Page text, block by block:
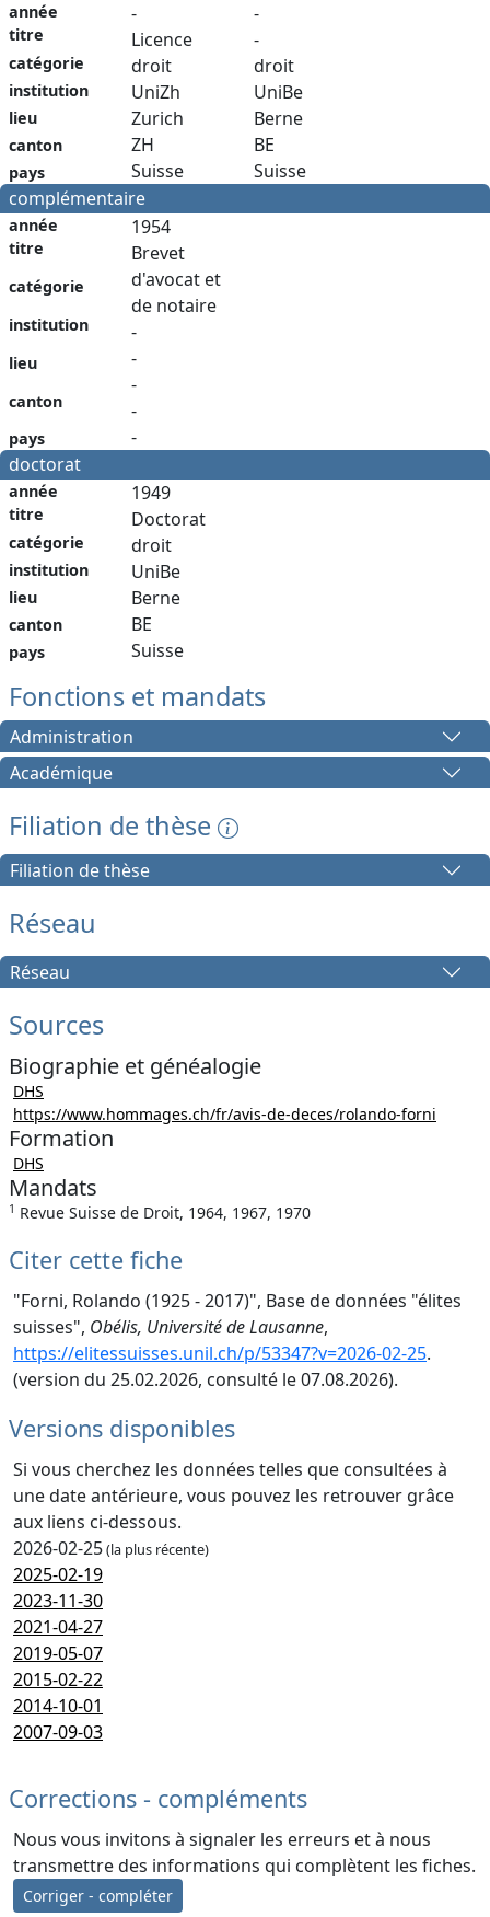
année
titre
catégorie
institution
lieu
canton
pays
-
Licence
droit
UniZh
Zurich
ZH
Suisse
-
-
droit
UniBe
Berne
BE
Suisse
complémentaire
année
titre
catégorie
institution
lieu
canton
pays
1954
Brevet
d'avocat et
de notaire
-
-
-
-
-
doctorat
année
titre
catégorie
institution
lieu
canton
pays
1949
Doctorat
droit
UniBe
Berne
BE
Suisse
Fonctions et mandats
Administration
Académique
Filiation de thèse
Filiation de thèse
Réseau
Réseau
Sources
Biographie et généalogie
DHS
https://www.hommages.ch/fr/avis-de-deces/rolando-forni
Formation
DHS
Mandats
1 Revue Suisse de Droit, 1964, 1967, 1970
Citer cette fiche
"Forni, Rolando (1925 - 2017)", Base de données "élites
suisses", Obélis, Université de Lausanne,
https://elitessuisses.unil.ch/p/53347?v=2026-02-25.
(version du 25.02.2026, consulté le 07.08.2026).
Versions disponibles
Si vous cherchez les données telles que consultées à
une date antérieure, vous pouvez les retrouver grâce
aux liens ci-dessous.
2026-02-25(la plus récente)
2025-02-19
2023-11-30
2021-04-27
2019-05-07
2015-02-22
2014-10-01
2007-09-03
Corrections - compléments
Nous vous invitons à signaler les erreurs et à nous
transmettre des informations qui complètent les fiches.
Corriger - compléter